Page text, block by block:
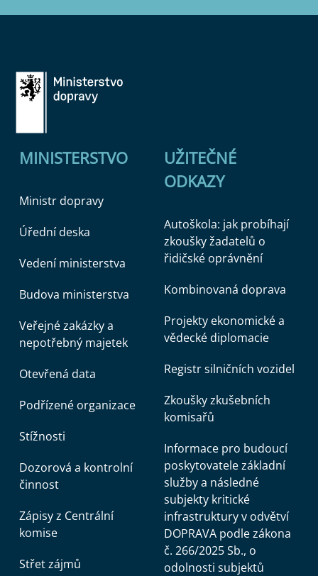
MINISTERSTVO
Ministr dopravy
Úřední deska
Vedení ministerstva
Budova ministerstva
Veřejné zakázky a
nepotřebný majetek
Otevřená data
Podřízené organizace
Stížnosti
Dozorová a kontrolní
činnost
Zápisy z Centrální
komise
Střet zájmů
UŽITEČNÉ
ODKAZY
Autoškola: jak probíhají
zkoušky žadatelů o
řidičské oprávnění
Kombinovaná doprava
Projekty ekonomické a
vědecké diplomacie
Registr silničních vozidel
Zkoušky zkušebních
komisařů
Informace pro budoucí
poskytovatele základní
služby a následné
subjekty kritické
infrastruktury v odvětví
DOPRAVA podle zákona
č. 266/2025 Sb., o
odolnosti subjektů